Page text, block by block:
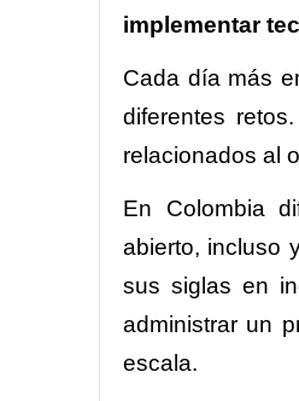
implementar
Cada día más
diferentes
relacionados al
En Colombia
abierto, incluso
sus siglas en
administrar un
escala.